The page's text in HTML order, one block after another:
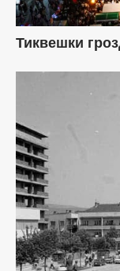
Тиквешки